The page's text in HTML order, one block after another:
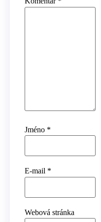
Jméno *
E-mail *
Webová stránka